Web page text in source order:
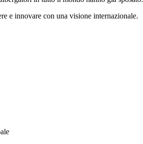
e innovare con una visione internazionale.